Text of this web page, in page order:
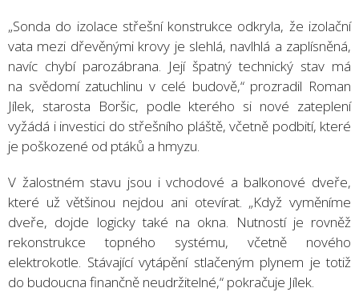
„Sonda do izolace střešní konstrukce odkryla, že izolační
vata mezi dřevěnými krovy je slehlá, navlhlá a zaplísněná,
navíc chybí parozábrana. Její špatný technický stav má
na svědomí zatuchlinu v celé budově,“ prozradil Roman
Jílek, starosta Boršic, podle kterého si nové zateplení
vyžádá i investici do střešního pláště, včetně podbití, které
je poškozené od ptáků a hmyzu.
V žalostném stavu jsou i vchodové a balkonové dveře,
které už většinou nejdou ani otevírat. „Když vyměníme
dveře, dojde logicky také na okna. Nutností je rovněž
rekonstrukce topného systému, včetně nového
elektrokotle. Stávající vytápění stlačeným plynem je totiž
do budoucna finančně neudržitelné,“ pokračuje Jílek.